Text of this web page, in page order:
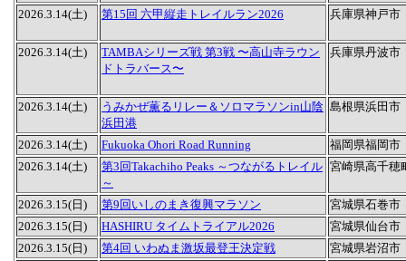
2026.3.14(土) 第15回 六甲縦走トレイルラン2026 兵庫県神戸市
2026.3.14(土)
TAMBAシリーズ戦 第3戦 〜高山寺ラウン
ドトラバース〜
兵庫県丹波市
2026.3.14(土)
うみかぜ薫るリレー＆ソロマラソンin山陰
浜田港
島根県浜田市
2026.3.14(土) Fukuoka Ohori Road Running
福岡県福岡市
2026.3.14(土)
第3回Takachiho Peaks ～つながるトレイル
～
宮崎県高千穂
2026.3.15(日) 第9回いしのまき復興マラソン
宮城県石巻市
2026.3.15(日)
HASHIRU タイムトライアル2026
宮城県仙台市
2026.3.15(日)
第4回 いわぬま激坂最登王決定戦
宮城県岩沼市